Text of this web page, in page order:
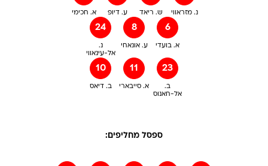
א. חכימי ע. דיופ ש. ריאד נ. מזראווי
24
נ.
אל-עינאווי
8
ע. אונאחי
6
א. בועדי
10
ב. דיאס
11
א. סייבארי
23
ב.
אל-חאנוס
ספסל מחליפים: